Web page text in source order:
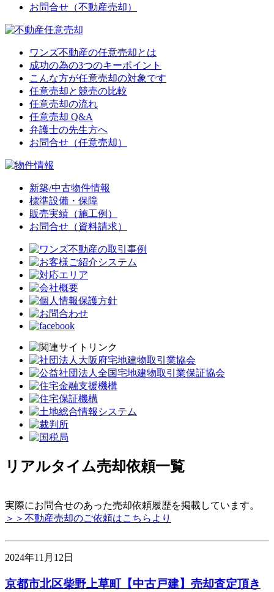
お問合せ（不動産売却）
ワンズ不動産の任意売却とは
成功の為の3つのキーポイント
こんな方が任意売却の対象です
任意売却と競売の比較
任意売却の流れ
任意売却 Q&A
弁護士の先生方へ
お問合せ（任意売却）
新築/中古物件情報
標準設備・保障
販売実績（施工例）
お問合せ（資料請求）
リアルタイム売却依頼一覧
実際にお問合せのあった売却依頼履歴を掲載しています。
＞＞不動産売却のご依頼はこちらより
2024年11月12日
京都市北区柴野上草町【中古戸建】売却査定頂き